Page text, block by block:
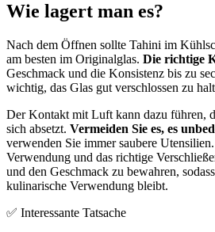
Wie lagert man es?
Nach dem Öffnen sollte Tahini im
am besten im Originalglas. Die richtige
Geschmack und die Konsistenz bis zu
wichtig, das Glas gut verschlossen zu
Der Kontakt mit Luft kann dazu führen,
sich absetzt. Vermeiden Sie es, es
verwenden Sie immer saubere
Verwendung und das richtige
und den Geschmack zu bewahren,
kulinarische Verwendung bleibt.
✅ Interessante Tatsache